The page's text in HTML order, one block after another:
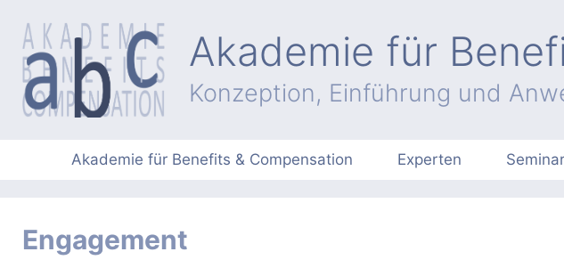
Inhalt
springen
Akademie für
Konzeption, Einführung und
Akademie für Benefits & Compensation Experten
Engagement